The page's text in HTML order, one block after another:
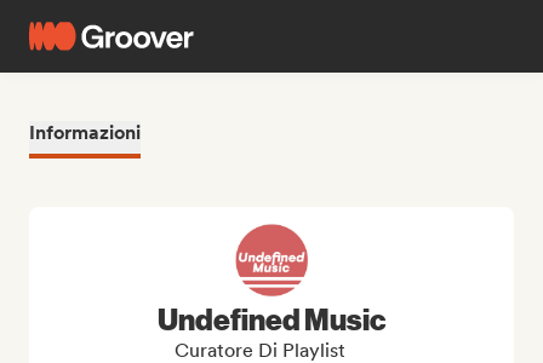
Informazioni
Undefined Music
Curatore Di Playlist